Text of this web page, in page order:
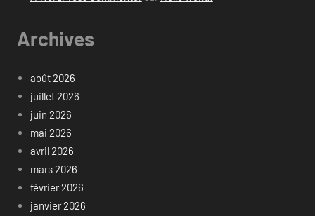
Archives
août 2026
juillet 2026
juin 2026
mai 2026
avril 2026
mars 2026
février 2026
janvier 2026